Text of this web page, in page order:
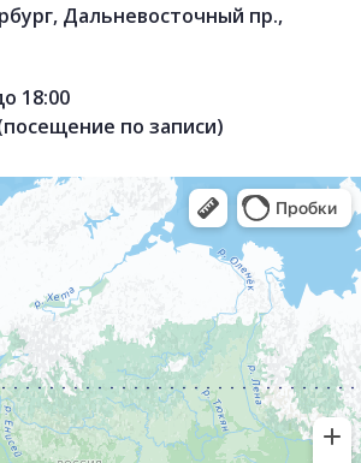
Дальневосточный пр.,
18:00
по записи)